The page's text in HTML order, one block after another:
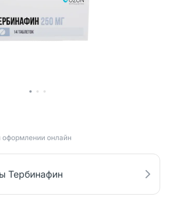
оформлении онлайн
Тербинафин